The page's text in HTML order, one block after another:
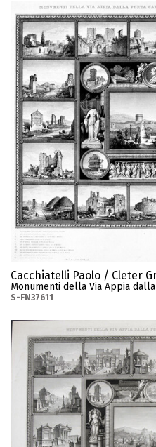
Cacchiatelli Paolo / Cleter
Monumenti della Via Appia
S-FN37611